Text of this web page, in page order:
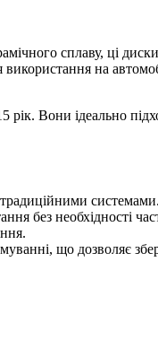
сплаву, ці
на
Вони ідеально
системами.
без необхідності
що дозволяє